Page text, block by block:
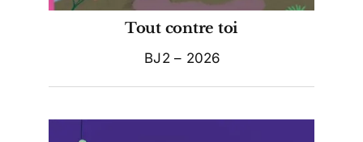
Tout contre toi
BJ2 – 2026